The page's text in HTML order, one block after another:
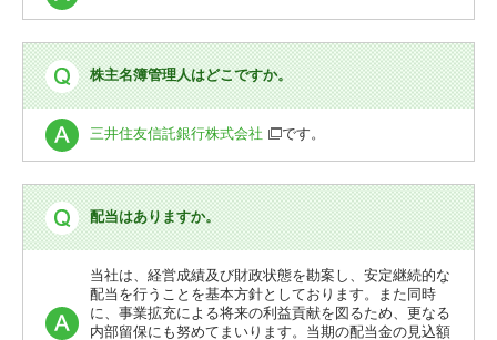
株主名簿管理人はどこですか。
三井住友信託銀行株式会社 です。
配当はありますか。
当社は、経営成績及び財政状態を勘案し、安定継続的な
配当を行うことを基本方針としております。また同時
に、事業拡充による将来の利益貢献を図るため、更なる
内部留保にも努めてまいります。当期の配当金の見込額